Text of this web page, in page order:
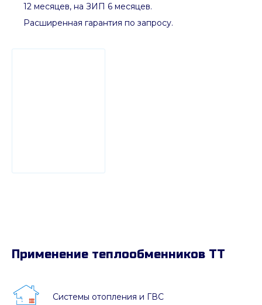
12 месяцев, на ЗИП 6 месяцев.
Расширенная гарантия по запросу.
Применение теплообменников ТТ
Системы отопления и ГВС